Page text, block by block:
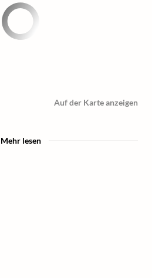
Auf der Karte anzeigen
Mehr lesen